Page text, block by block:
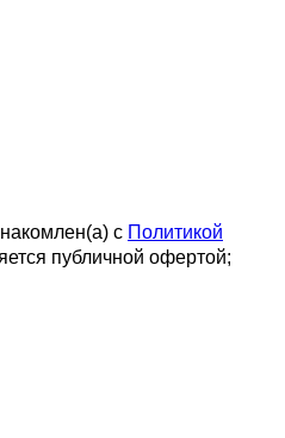
с Политикой
публичной офертой;